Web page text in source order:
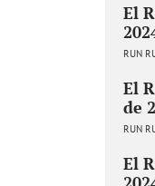
El
RUN
El
de
RUN
El